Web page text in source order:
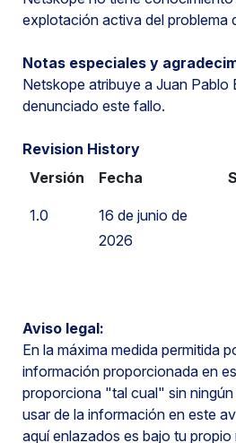
explotación activa del problema
Notas especiales y
Netskope atribuye a Juan Pablo
denunciado este fallo.
Revision History
Versión
Fecha
1.0
16 de junio de
2026
Aviso legal:
En la máxima medida permitida
información proporcionada en
proporciona "tal cual" sin
usar de la información en este
aquí enlazados es bajo tu